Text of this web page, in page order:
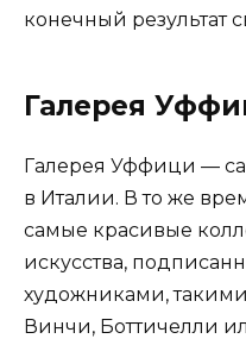
конечный результат
Галерея
Галерея Уффици —
в Италии. В то же
самые красивые
искусства,
художниками,
Винчи, Боттичелли